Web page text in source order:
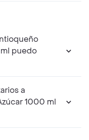
puedo
a
1000 ml